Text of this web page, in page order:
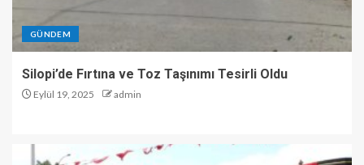
GÜNDEM
Silopi’de Fırtına ve Toz Taşınımı Tesirli Oldu
Eylül 19, 2025 admin